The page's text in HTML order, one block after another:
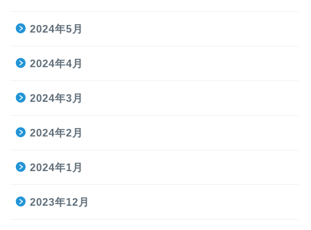
2024年5月
2024年4月
2024年3月
2024年2月
2024年1月
2023年12月